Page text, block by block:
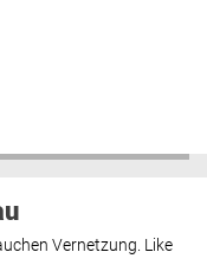
Vernetzung. Like